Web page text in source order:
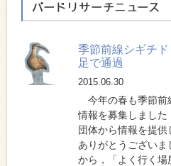
季節前線シギチ
足で通過
2015.06.30
今年の春も季節前
情報を募集しました
団体から情報を提
ありがとうござい
から，「よく行く場